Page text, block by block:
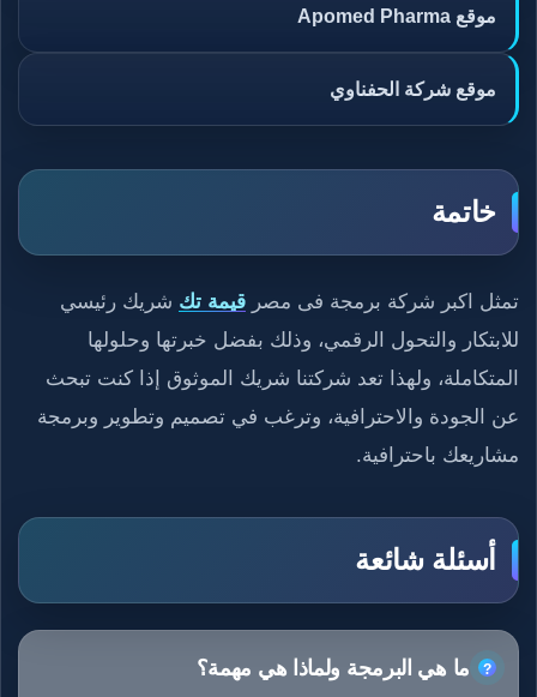
موقع Apomed Pharma
موقع شركة الحفناوي
خاتمة
تمثل اكبر شركة برمجة فى مصر قيمة تك شريك رئيسي
للابتكار والتحول الرقمي، وذلك بفضل خبرتها وحلولها
المتكاملة، ولهذا تعد شركتنا شريك الموثوق إذا كنت تبحث
عن الجودة والاحترافية، وترغب في تصميم وتطوير وبرمجة
مشاريعك باحترافية.
أسئلة شائعة
ما هي البرمجة ولماذا هي مهمة؟